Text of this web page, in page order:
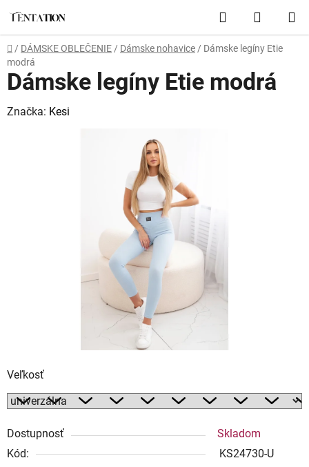
obsah
Hľadať
KOŠÍK
Domov
/ DÁMSKE OBLEČENIE / Dámske nohavice / Dámske legíny Etie
modrá
Veľkosť
Dostupnosť
Skladom
Kód:
KS24730-U
Dámske legíny Etie modrá
Značka: Kesi